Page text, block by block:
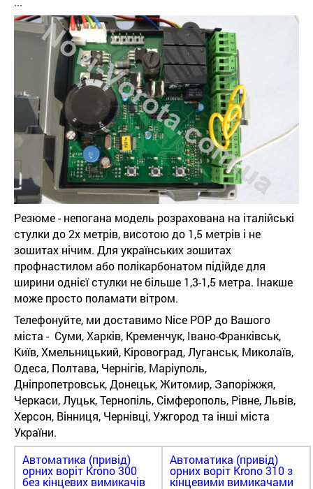
Резюме - непогана модель розрахована на італійські
стулки до 2х метрів, висотою до 1,5 метрів і не
зошитах нічим. Для українських зошитах
профнастилом або полікарбонатом підійде для
ширини однієї стулки не більше 1,3-1,5 метра. Інакше
може просто поламати вітром.
Телефонуйте, ми доставимо Nice POP до Вашого
міста - Суми, Харків, Кременчук, Івано-Франківськ,
Київ, Хмельницький, Кіровоград, Луганськ, Миколаїв,
Одеса, Полтава, Чернігів, Маріуполь,
Дніпропетровськ, Донецьк, Житомир, Запоріжжя,
Черкаси, Луцьк, Тернопіль, Сімферополь, Рівне, Львів,
Херсон, Вінниця, Чернівці, Ужгород та інші міста
України.
Автоматика (привід)
орних воріт Krono 300
без кінцевих вимикачів
Автоматика (привід)
орних воріт Krono 310 з
кінцевими вимикачами